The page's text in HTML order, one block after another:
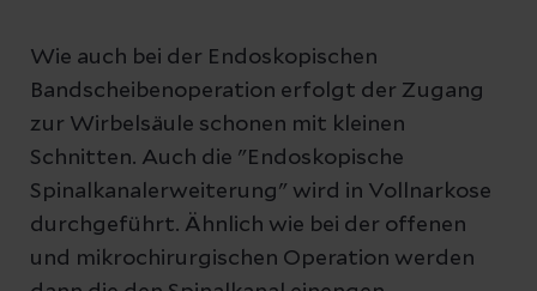
Wie auch bei der Endoskopischen
Bandscheibenoperation erfolgt der Zugang
zur Wirbelsäule schonen mit kleinen
Schnitten. Auch die "Endoskopische
Spinalkanalerweiterung" wird in Vollnarkose
durchgeführt. Ähnlich wie bei der offenen
und mikrochirurgischen Operation werden